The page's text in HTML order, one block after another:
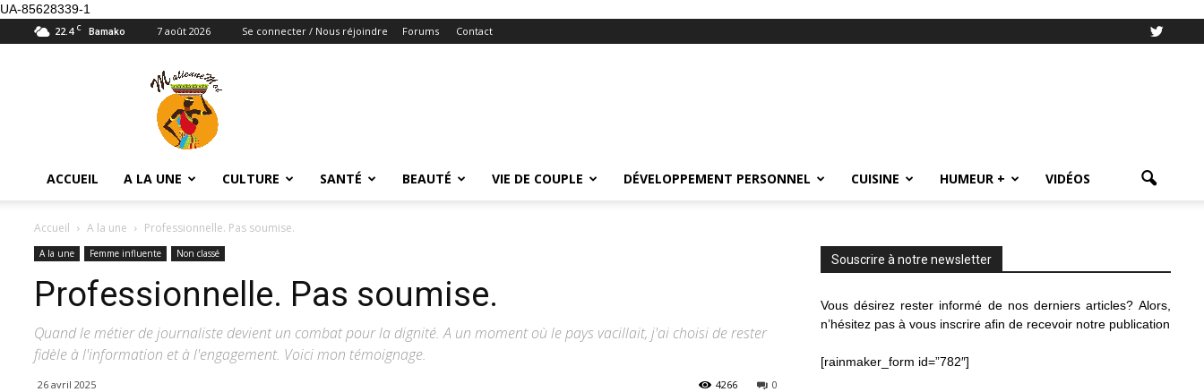
UA-85628339-1
22.4 C Bamako 7 août 2026 Se connecter / Nous réjoindre Forums Contact
Maliennemoi
ACCUEIL A LA UNE CULTURE SANTÉ BEAUTÉ VIE DE COUPLE DÉVELOPPEMENT PERSONNEL CUISINE HUMEUR + VIDÉOS
Accueil A la une Professionnelle. Pas soumise.
A la une Femme influente Non classé
Professionnelle. Pas soumise.
Quand le métier de journaliste devient un combat pour la dignité. A un moment où le pays vacillait, j'ai choisi de rester
fidèle à l'information et à l'engagement. Voici mon témoignage.
26 avril 2025 0
4266
Souscrire à notre newsletter
Vous désirez rester informé de nos derniers articles? Alors,
n’hésitez pas à vous inscrire afin de recevoir notre publication
[rainmaker_form id=”782″]